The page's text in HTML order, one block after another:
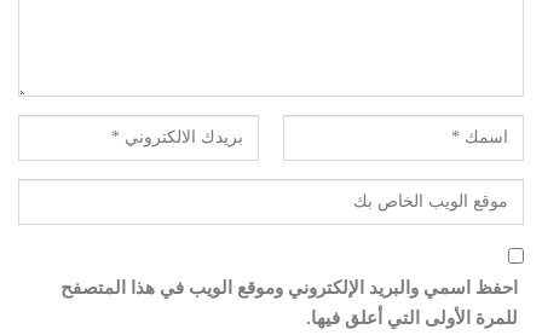
احفظ اسمي والبريد الإلكتروني وموقع الويب في هذا المتصفح
للمرة الأولى التي أعلق فيها.